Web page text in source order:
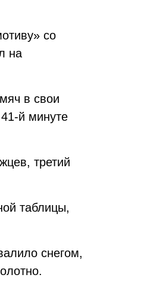
со
на
в свои
й минуте
третий
таблицы,
снегом,